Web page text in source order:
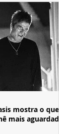
mostra o que
mais aguardada